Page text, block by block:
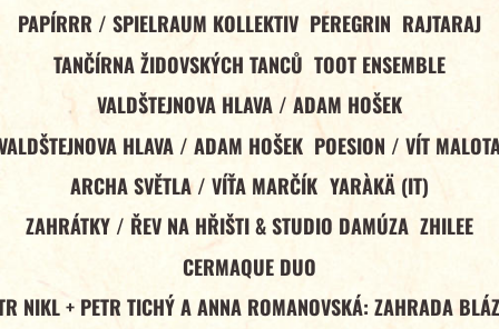
PAPÍRRR / SPIELRAUM KOLLEKTIV PEREGRIN RAJTARAJ
TANČÍRNA ŽIDOVSKÝCH TANCŮ TOOT ENSEMBLE
VALDŠTEJNOVA HLAVA / ADAM HOŠEK
HLAVA / ADAM HOŠEK POESION / VÍT
ARCHA SVĚTLA / VÍŤA MARČÍK YARÀKÄ (IT)
ZAHRÁTKY / ŘEV NA HŘIŠTI & STUDIO DAMÚZA ZHILEE
CERMAQUE DUO
NIKL + PETR TICHÝ A ANNA ROMANOVSKÁ: ZAHRADA